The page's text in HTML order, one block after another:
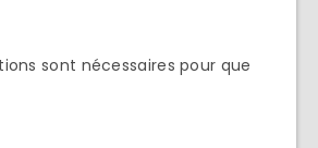
sont nécessaires pour que